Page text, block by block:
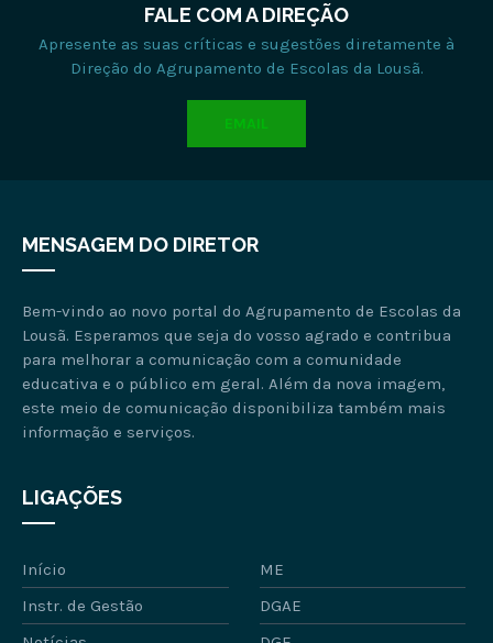
FALE COM A DIREÇÃO
Apresente as suas críticas e sugestões diretamente à
Direção do Agrupamento de Escolas da Lousã.
EMAIL
MENSAGEM DO DIRETOR
Bem-vindo ao novo portal do Agrupamento de Escolas da
Lousã. Esperamos que seja do vosso agrado e contribua
para melhorar a comunicação com a comunidade
educativa e o público em geral. Além da nova imagem,
este meio de comunicação disponibiliza também mais
informação e serviços.
LIGAÇÕES
Início
ME
Instr. de Gestão
DGAE